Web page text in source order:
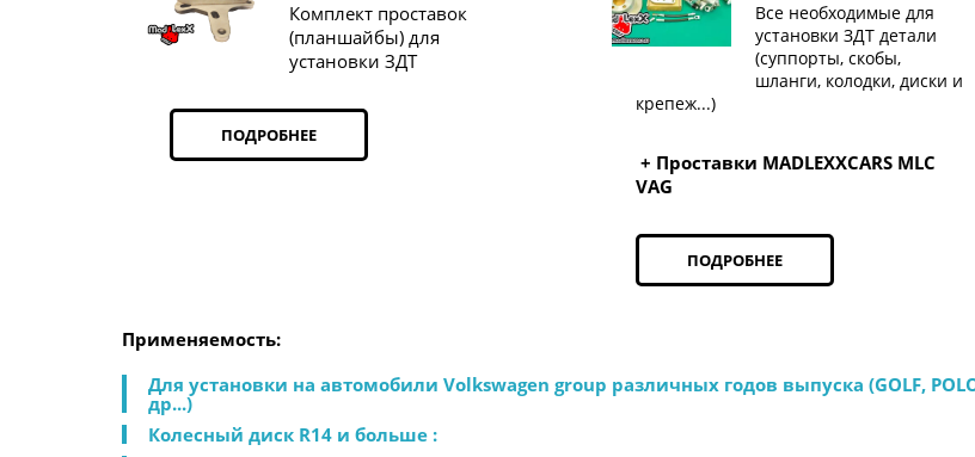
Комплект проставок
(планшайбы) для
установки ЗДТ
ПОДРОБНЕЕ
Все необходимые для
установки ЗДТ детали
(суппорты, скобы,
шланги, колодки, диски и
крепеж...)
+ Проставки MADLEXXCARS MLC
VAG
ПОДРОБНЕЕ
Применяемость:
Для установки на автомобили Volkswagen group различных годов выпуска (GOLF,
др...)
Колесный диск R14 и больше :